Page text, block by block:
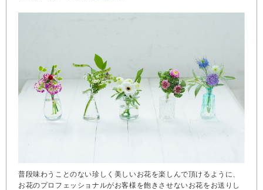
普段味わうことのない珍しく美しいお花を楽しんで頂けるように、
お花のプロフェッショナルがお客様を飽きさせないお花をお送りし